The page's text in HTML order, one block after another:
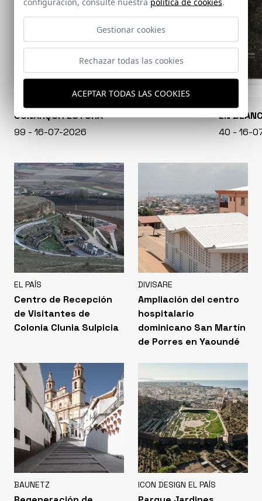
CONARQUITECTURA
99 - 16-07-2026
EN
40 - 16-
EL PAÍS
Centro de Recepción
de Visitantes de
Colonia Clunia Sulpicia
DIVISARE
Ampliación del centro
hospitalario
dominicano San Martín
de Porres en Yaoundé
BAUNETZ ICON DESIGN EL PAÍS
Gestionar cookies
Rechazar todas las cookies
ACEPTAR TODAS LAS COOKIES